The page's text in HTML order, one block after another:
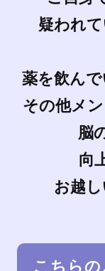
疑われ
薬を飲んで
その他メ
脳
向
お越し
こちら